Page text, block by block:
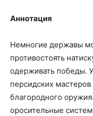
Аннотация
Немногие державы
противостоять
одерживать победы.
персидских
благородного
оросительные